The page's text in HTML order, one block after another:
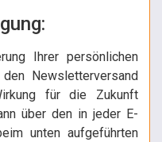
Ihrer persönlichen
Newsletterversand
für die Zukunft
über den in jeder E-
unten aufgeführten